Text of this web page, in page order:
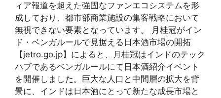
ィア報道を超えた強固なファンエコシステムを形
成しており、都市部商業施設の集客戦略において
無視できない要素となっています。 月桂冠がイン
ド・ベンガルールで見据える日本酒市場の開拓
【jetro.go.jp】によると、月桂冠はインドのテック
ハブであるベンガルールにて日本酒紹介イベント
を開催しました。巨大な人口と中間層の拡大を背
景に、インドは日本酒にとって新たな成長市場と